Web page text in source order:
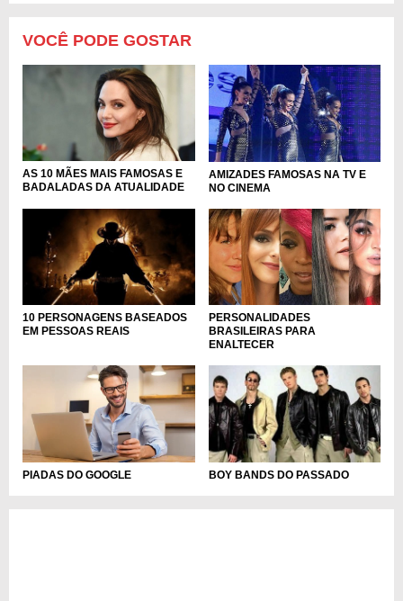
VOCÊ PODE GOSTAR
AS 10 MÃES MAIS FAMOSAS E
BADALADAS DA ATUALIDADE
AMIZADES FAMOSAS NA TV E
NO CINEMA
10 PERSONAGENS BASEADOS
EM PESSOAS REAIS
PERSONALIDADES
BRASILEIRAS PARA
ENALTECER
PIADAS DO GOOGLE BOY BANDS DO PASSADO